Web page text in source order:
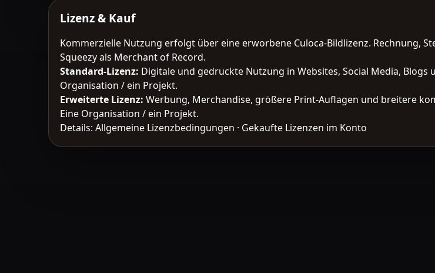
Lizenz & Kauf
Kommerzielle Nutzung erfolgt über eine erworbene Culoca-Bildlizenz. Rechnung,
Squeezy als Merchant of Record.
Standard-Lizenz: Digitale und gedruckte Nutzung in Websites, Social Media,
Organisation / ein Projekt.
Erweiterte Lizenz: Werbung, Merchandise, größere Print-Auflagen und breitere
Eine Organisation / ein Projekt.
Details:Allgemeine Lizenzbedingungen · Gekaufte Lizenzen im Konto